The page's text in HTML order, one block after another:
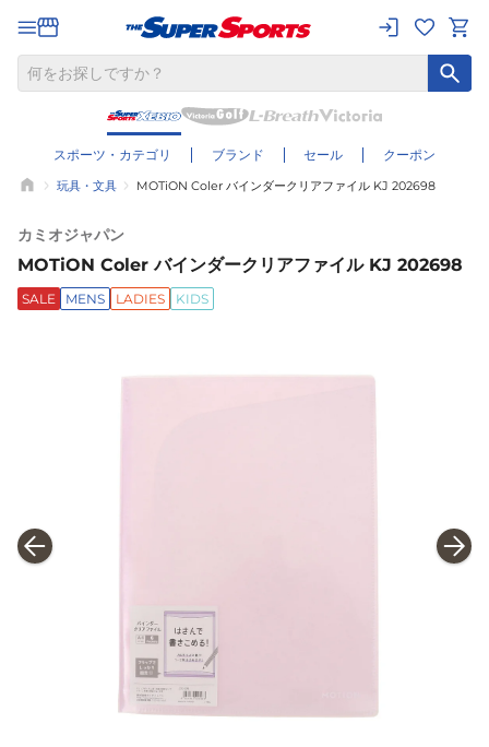
スポーツ・カテゴリ ブランド セール クーポン
玩具・文具 MOTiON Coler バインダークリアファイル KJ 202698
カミオジャパン
MOTiON Coler バインダークリアファイル KJ 202698
SALE MENS LADIES KIDS